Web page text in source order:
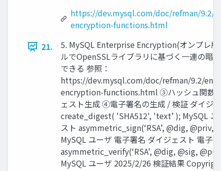
https://dev.mysql.com/doc/refman/9.2/
encryption-functions.html
21.
5. MySQL Enterprise Encryption(オンプレ
ルでOpenSSLライブラリに基づく一連の暗
できる 参照：
https://dev.mysql.com/doc/refman/9.2/en/
encryption-functions.html ③ハッシュ関数
ェスト生成 ④電子署名の生成 / 検証 ダイジ
create_digest( 'SHA512', 'text’ ); MySQL ユ
スト asymmetric_sign(‘RSA’, @dig, @priv,
MySQL ユーザ 電子署名 ダイジェスト 電子
asymmetric_verify(‘RSA', @dig, @sig,
MySQL ユーザ 2025/2/26 検証結果